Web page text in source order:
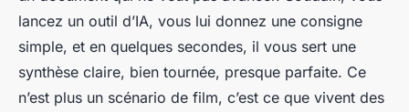
lancez un outil d’IA, vous lui donnez une consigne
simple, et en quelques secondes, il vous sert une
synthèse claire, bien tournée, presque parfaite. Ce
n’est plus un scénario de film, c’est ce que vivent des